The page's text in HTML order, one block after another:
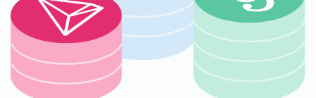
1000.000
Atomic
Check ons ​​YouTube
Abonneren